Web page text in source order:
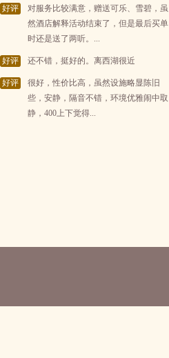
好评
对服务比较满意，赠送可乐、雪碧，虽
然酒店解释活动结束了，但是最后买单
时还是送了两听。...
好评 还不错，挺好的。离西湖很近
好评
很好，性价比高，虽然设施略显陈旧
些，安静，隔音不错，环境优雅闹中取
静，400上下觉得...